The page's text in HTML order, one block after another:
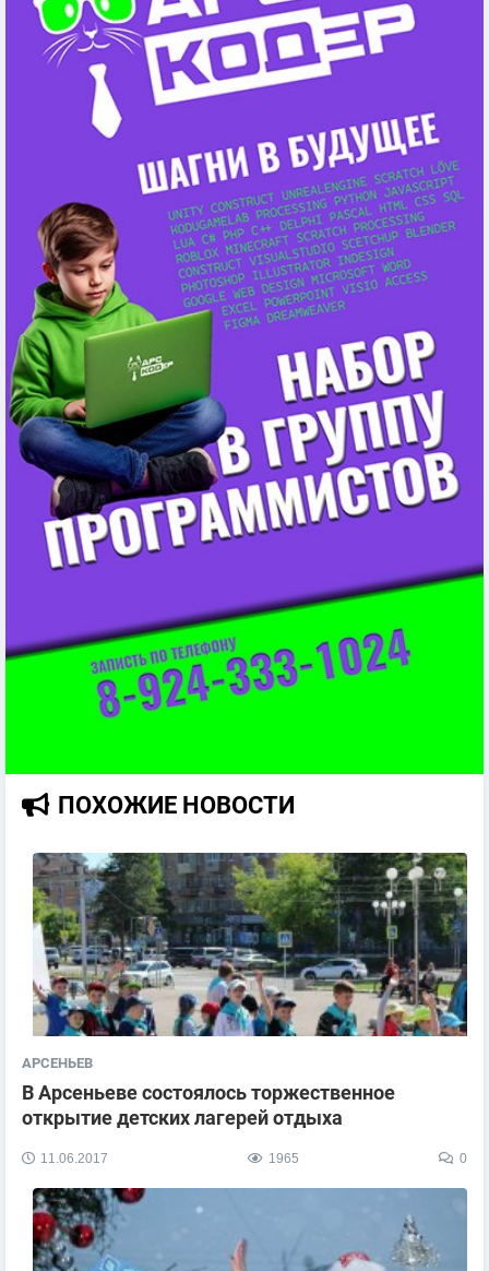
ПОХОЖИЕ НОВОСТИ
АРСЕНЬЕВ
В Арсеньеве состоялось торжественное
открытие детских лагерей отдыха
11.06.2017 1965 0